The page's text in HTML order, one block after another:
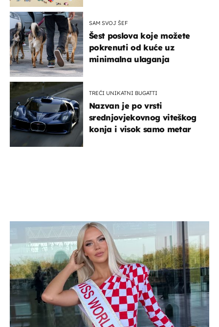
SAM SVOJ ŠEF
Šest poslova koje možete
pokrenuti od kuće uz
minimalna ulaganja
TREĆI UNIKATNI BUGATTI
Nazvan je po vrsti
srednjovjekovnog viteškog
konja i visok samo metar